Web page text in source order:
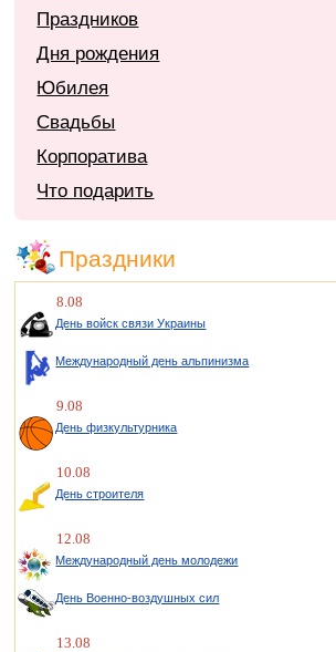
Праздников
Дня рождения
Юбилея
Свадьбы
Корпоратива
Что подарить
Праздники
8.08
День войск связи Украины
Международный день альпинизма
9.08
День физкультурника
10.08
День строителя
12.08
Международный день молодежи
День Военно-воздушных сил
13.08